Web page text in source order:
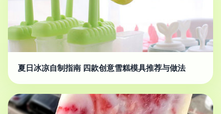
夏日冰凉自制指南 四款创意雪糕模具推荐与做法